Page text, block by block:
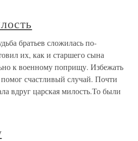
братьев сложилась по-
их, как и старшего сына
к военному поприщу. Избежать
счастливый случай. Почти
вдруг царская милость.То были